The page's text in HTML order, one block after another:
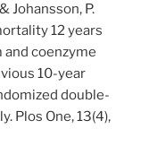
Johansson, P.
12 years
coenzyme
10-year
double-
Plos One, 13(4),